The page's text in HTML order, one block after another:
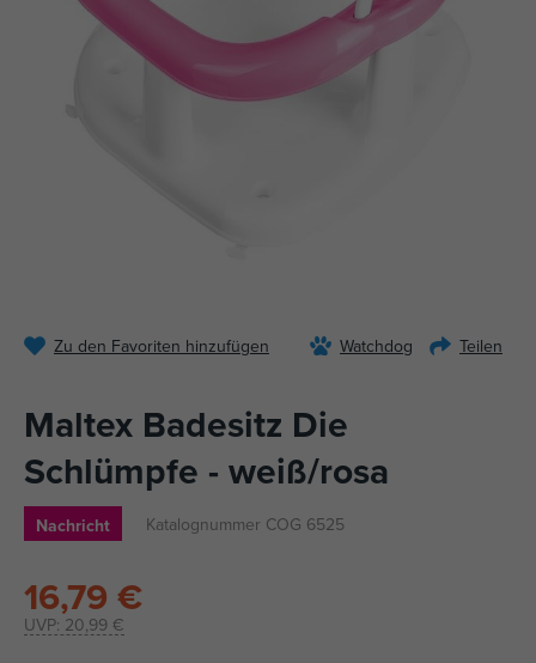
Zu den Favoriten hinzufügen Watchdog Teilen
Maltex Badesitz Die
Schlümpfe - weiß/rosa
Nachricht Katalognummer COG 6525
UVP: 20,99 €
16,79 €